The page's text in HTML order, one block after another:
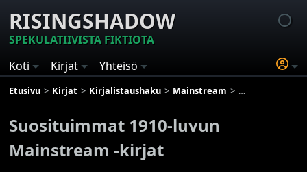
RISINGSHADOW
SPEKULATIIVISTA FIKTIOTA
Koti
Kirjat Yhteisö
Etusivu Kirjat Kirjalistaushaku Mainstream Suosituimmat
Suosituimmat 1910-luvun
Mainstream -kirjat